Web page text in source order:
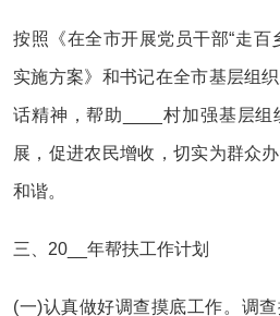
按照《在全市开展党员干部“走百
实施方案》和书记在全市基层组
话精神，帮助____村加强基层
展，促进农民增收，切实为群众
和谐。
三、20__年帮扶工作计划
(一)认真做好调查摸底工作。调